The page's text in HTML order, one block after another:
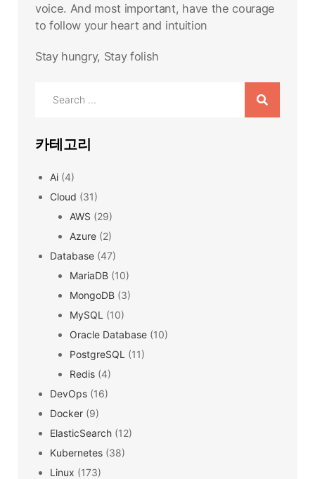
voice. And most important, have the courage
to follow your heart and intuition
Stay hungry, Stay folish
카테고리
Ai (4)
Cloud (31)
AWS (29)
Azure (2)
Database (47)
MariaDB (10)
MongoDB (3)
MySQL (10)
Oracle Database (10)
PostgreSQL (11)
Redis (4)
DevOps (16)
Docker (9)
ElasticSearch (12)
Kubernetes (38)
Linux (173)